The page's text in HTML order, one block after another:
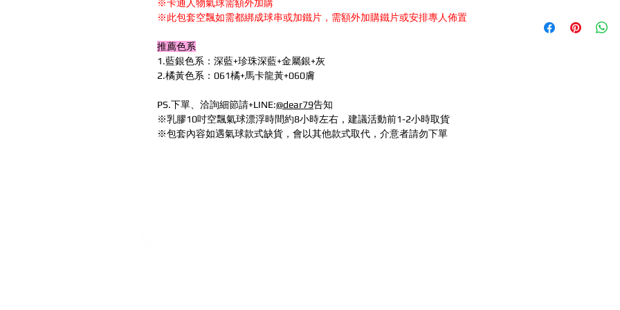
※卡通人物氣球需額外加購
※此包套空飄如需都綁成球串或加鐵片，需額外加購鐵片或安排專人佈置
推薦色系
1.藍銀色系：深藍+珍珠深藍+金屬銀+灰
2.橘黃色系：061橘+馬卡龍黃+060膚
PS.下單、洽詢細節請+LINE:@dear79告知
※乳膠10吋空飄氣球漂浮時間約8小時左右，建議活動前1-2小時取貨
※包套內容如遇氣球款式缺貨，會以其他款式取代，介意者請勿下單